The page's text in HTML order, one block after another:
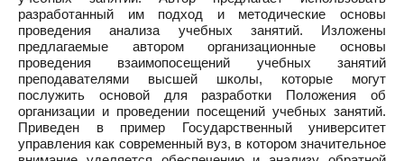
разработанный им подход и методические основы
проведения анализа учебных занятий. Изложены
предлагаемые автором организационные основы
проведения взаимопосещений учебных занятий
преподавателями высшей школы, которые могут
послужить основой для разработки Положения об
организации и проведении посещений учебных занятий.
Приведен в пример Государственный университет
управления как современный вуз, в котором значительное